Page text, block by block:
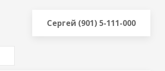
Сергей (901) 5-111-000